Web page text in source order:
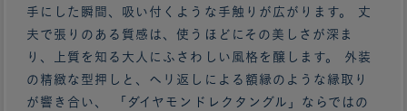
手にした瞬間、吸い付くような手触りが広がります。 丈
夫で張りのある質感は、使うほどにその美しさが深ま
り、上質を知る大人にふさわしい風格を醸します。 外装
の精緻な型押しと、ヘリ返しによる額縁のような縁取り
が響き合い、 「ダイヤモンドレクタングル」ならではの